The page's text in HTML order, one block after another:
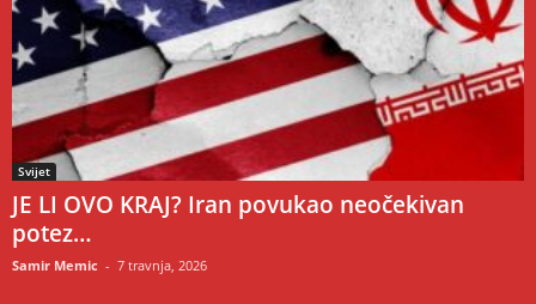
Svijet
JE LI OVO KRAJ? Iran povukao neočekivan
potez…
Samir Memic - 7 travnja, 2026